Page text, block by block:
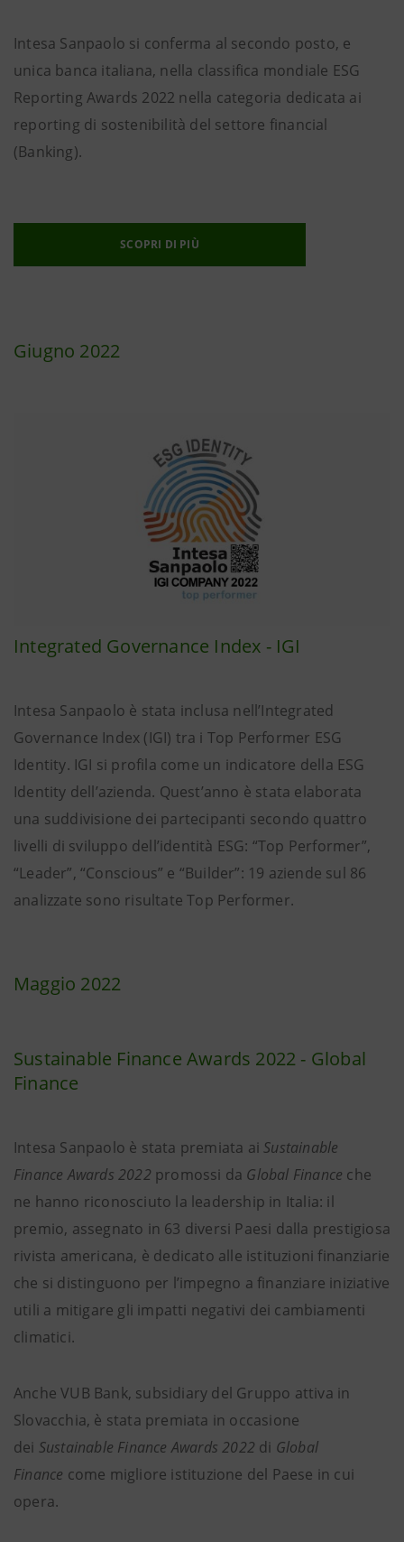
Intesa Sanpaolo si conferma al secondo posto, e
unica banca italiana, nella classifica mondiale ESG
Reporting Awards 2022 nella categoria dedicata ai
reporting di sostenibilità del settore financial
(Banking).
SCOPRI DI PIÙ
Giugno 2022
Integrated Governance Index - IGI
Intesa Sanpaolo è stata inclusa nell’Integrated
Governance Index (IGI) tra i Top Performer ESG
Identity. IGI si profila come un indicatore della ESG
Identity dell’azienda. Quest’anno è stata elaborata
una suddivisione dei partecipanti secondo quattro
livelli di sviluppo dell’identità ESG: “Top Performer”,
“Leader”, “Conscious” e “Builder”: 19 aziende sul 86
analizzate sono risultate Top Performer.
Maggio 2022
Sustainable Finance Awards 2022 - Global
Finance
Intesa Sanpaolo è stata premiata ai Sustainable
Finance Awards 2022 promossi da Global Finance che
ne hanno riconosciuto la leadership in Italia: il
premio, assegnato in 63 diversi Paesi dalla prestigiosa
rivista americana, è dedicato alle istituzioni finanziarie
che si distinguono per l’impegno a finanziare iniziative
utili a mitigare gli impatti negativi dei cambiamenti
climatici.
Anche VUB Bank, subsidiary del Gruppo attiva in
Slovacchia, è stata premiata in occasione
dei Sustainable Finance Awards 2022 di Global
Finance come migliore istituzione del Paese in cui
opera.